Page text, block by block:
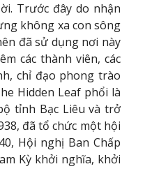
Trước đây do nhận
không xa con sông
đã sử dụng nơi này
các thành viên, các
chỉ đạo phong trào
Hidden Leaf phổi là
tỉnh Bạc Liêu và trở
đã tổ chức một hội
Hội nghị Ban Chấp
Kỳ khởi nghĩa, khởi